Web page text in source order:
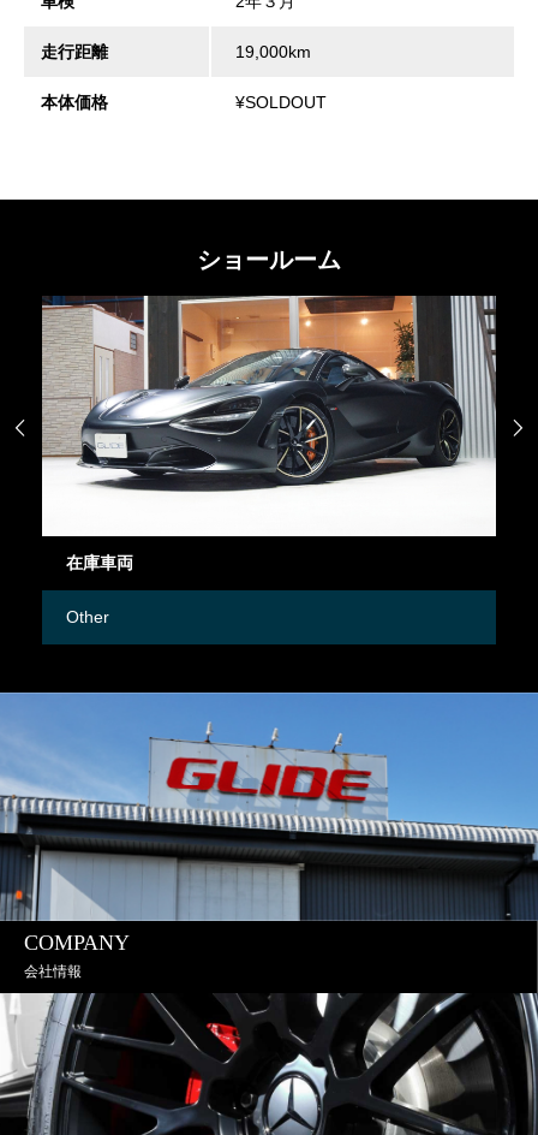
走行距離 19,000km
本体価格 ¥SOLDOUT
ショールーム
在庫車両
Other
 
COMPANY
会社情報